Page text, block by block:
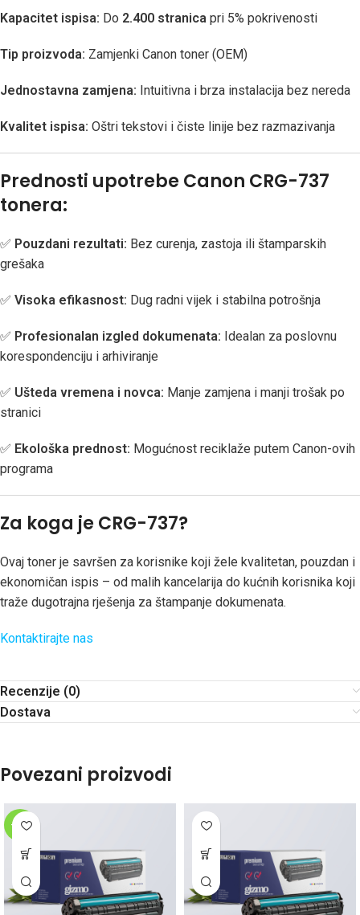
Kapacitet ispisa: Do 2.400 stranica pri 5% pokrivenosti
Tip proizvoda: Zamjenki Canon toner (OEM)
Jednostavna zamjena: Intuitivna i brza instalacija bez nereda
Kvalitet ispisa: Oštri tekstovi i čiste linije bez razmazivanja
Prednosti upotrebe Canon CRG-737
tonera:
✅ Pouzdani rezultati: Bez curenja, zastoja ili štamparskih
grešaka
✅ Visoka efikasnost: Dug radni vijek i stabilna potrošnja
✅ Profesionalan izgled dokumenata: Idealan za poslovnu
korespondenciju i arhiviranje
✅ Ušteda vremena i novca: Manje zamjena i manji trošak po
stranici
✅ Ekološka prednost: Mogućnost reciklaže putem Canon-ovih
programa
Za koga je CRG-737?
Ovaj toner je savršen za korisnike koji žele kvalitetan, pouzdan i
ekonomičan ispis – od malih kancelarija do kućnih korisnika koji
traže dugotrajna rješenja za štampanje dokumenata.
Kontaktirajte nas
Recenzije (0)
Dostava
Povezani proizvodi
-20%